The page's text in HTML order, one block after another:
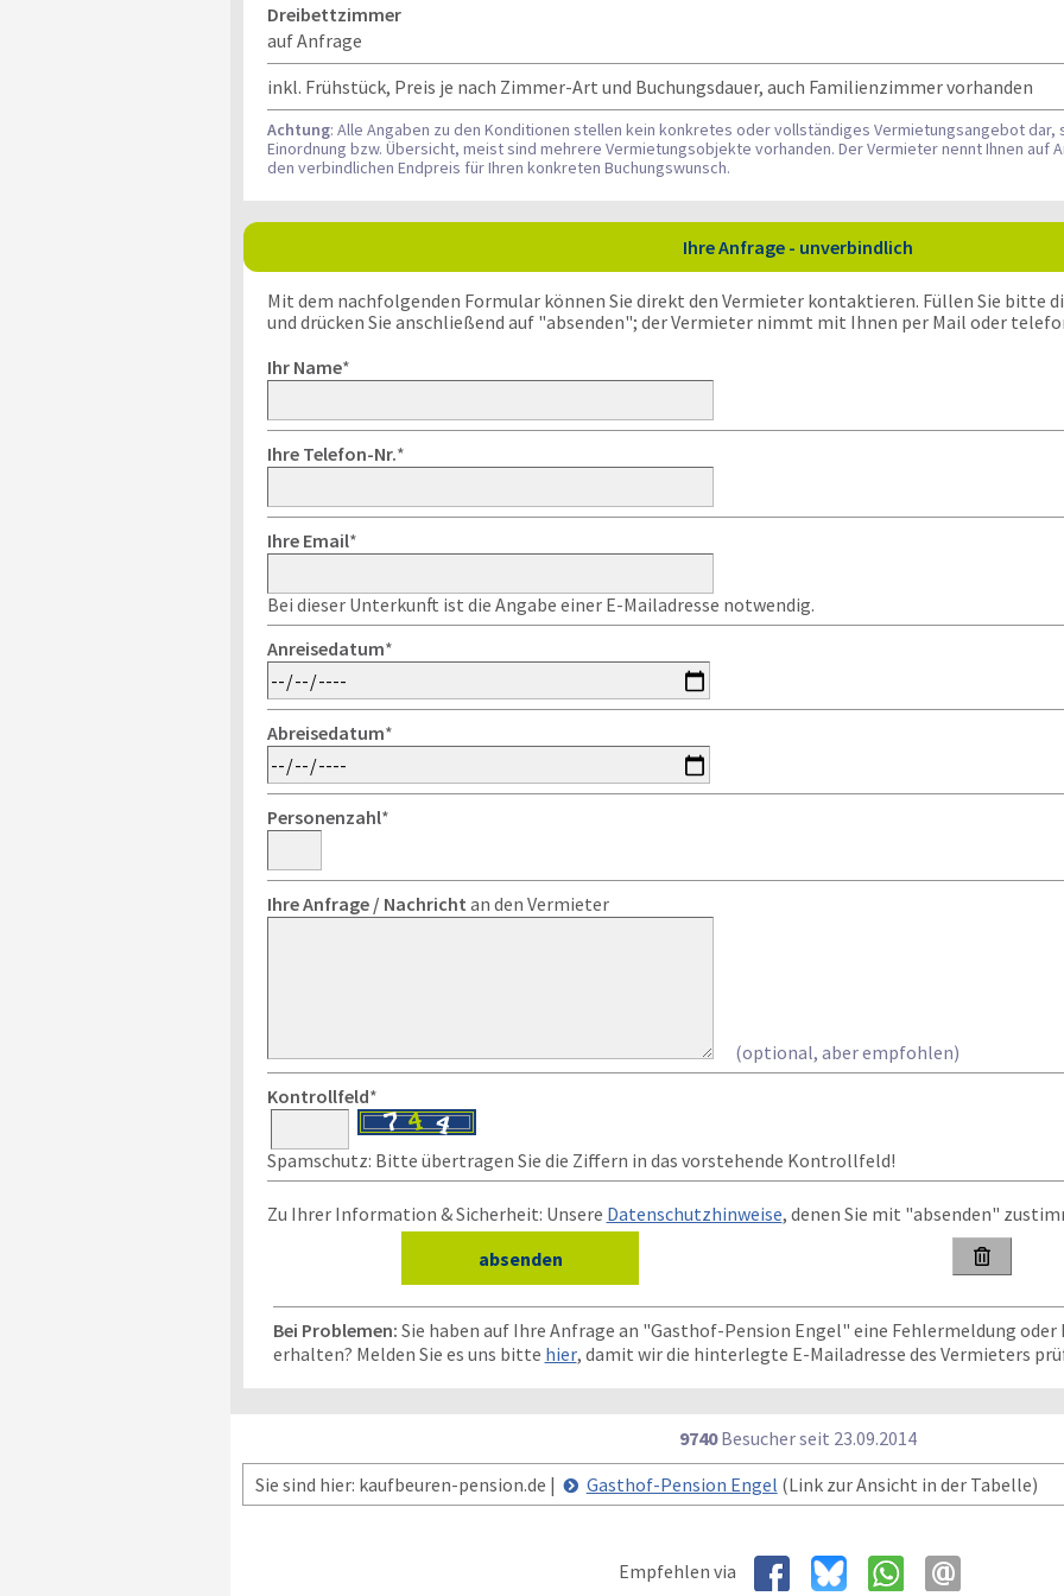
Dreibettzimmer
auf Anfrage
inkl. Frühstück, Preis je nach Zimmer-Art und Buchungsdauer, auch Familienzimmer vorhanden
Achtung: Alle Angaben zu den Konditionen stellen kein konkretes oder vollständiges Vermietungsangebot
Einordnung bzw. Übersicht, meist sind mehrere Vermietungsobjekte vorhanden. Der Vermieter nennt Ihnen auf
den verbindlichen Endpreis für Ihren konkreten Buchungswunsch.
Ihre Anfrage - unverbindlich
Mit dem nachfolgenden Formular können Sie direkt den Vermieter kontaktieren. Füllen Sie bitte
und drücken Sie anschließend auf "absenden"; der Vermieter nimmt mit Ihnen per Mail oder
Ihr Name*
Ihre Telefon-Nr.*
Ihre Email*
Bei dieser Unterkunft ist die Angabe einer E-Mailadresse notwendig.
Anreisedatum*
Abreisedatum*
Personenzahl*
Ihre Anfrage / Nachricht an den Vermieter
(optional, aber empfohlen)
Kontrollfeld*
Spamschutz: Bitte übertragen Sie die Ziffern in das vorstehende Kontrollfeld!
Zu Ihrer Information & Sicherheit: Unsere Datenschutzhinweise, denen Sie mit "absenden"

Bei Problemen: Sie haben auf Ihre Anfrage an "Gasthof-Pension Engel" eine Fehlermeldung
erhalten? Melden Sie es uns bitte hier, damit wir die hinterlegte E-Mailadresse des Vermieters
9740Besucher seit 23.09.2014
Sie sind hier: kaufbeuren-pension.de |
Gasthof-Pension Engel (Link zur Ansicht in der Tabelle)
Empfehlen via